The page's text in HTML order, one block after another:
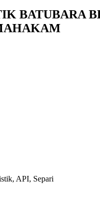
BATUBARA
API, Separi